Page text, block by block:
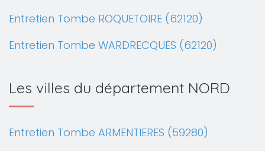
Entretien Tombe ROQUETOIRE (62120)
Entretien Tombe WARDRECQUES (62120)
Les villes du département NORD
Entretien Tombe ARMENTIERES (59280)